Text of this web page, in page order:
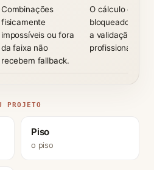
Combinações
fisicamente
impossíveis ou fora
da faixa não
recebem fallback.
O cálculo é
bloqueado e
a validação
profissional.
PROJETO
Piso
o piso